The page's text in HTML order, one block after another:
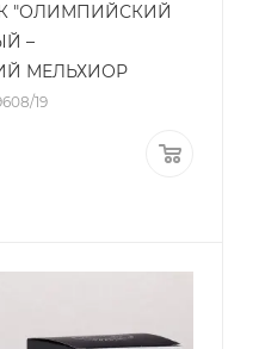
"ОЛИМПИЙСКИЙ
–
МЕЛЬХИОР
19